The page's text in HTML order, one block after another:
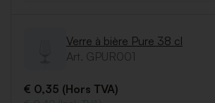
Verre à bière Pure 38 cl
Art. GPUR001
€ 0,35 (Hors TVA)